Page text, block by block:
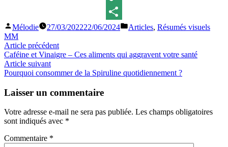
Copy
Link
Partager
Publié
par
Mélodie 27/03/202222/06/2024
Publié
Articles, Résumés visuels
MM
Navigation
de
l’article
Article précédentArticle
précédent :
Caféine et Vinaigre – Ces aliments qui aggravent votre santé
Article suivantArticle
suivant
Pourquoi consommer de la Spiruline quotidiennement ?
Laisser un commentaire
Votre adresse e-mail ne sera pas publiée. Les champs obligatoires
sont indiqués avec *
Commentaire *